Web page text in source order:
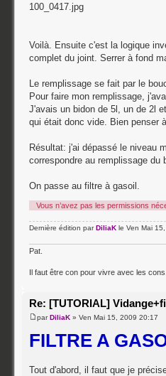
100_0417.jpg
Voilà. Ensuite c'est la logique
complet du joint. Serrer à fond
Le remplissage se fait par le
Pour faire mon remplissage,
J'avais un bidon de 5l, un de 2l
qui était donc vide. Bien penser
Résultat: j'ai dépassé le niveau
correspondre au remplissage du
On passe au filtre à gasoil.
Vous n’avez pas les permissions
Dernière édition parDiliaK le Ven Mai
Pat.
Il faut être con pour vivre avec les
Re: [TUTORIAL]
parDiliaK » Ven Mai 15, 2009 20:17
FILTRE A
Tout d'abord, il faut que je